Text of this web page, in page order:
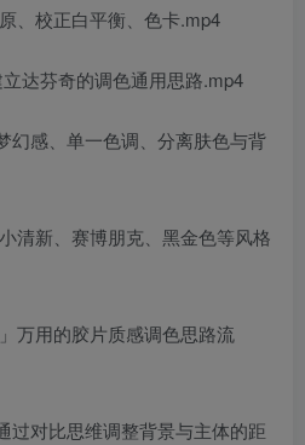
、校正白平衡、色卡.mp4
达芬奇的调色通用思路.mp4
幻感、单一色调、分离肤色与背
清新、赛博朋克、黑金色等风格
万用的胶片质感调色思路流
过对比思维调整背景与主体的距